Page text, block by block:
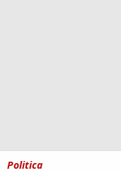
Politica